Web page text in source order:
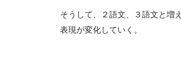
そうして、２語文、３語文と増え
表現が変化していく。